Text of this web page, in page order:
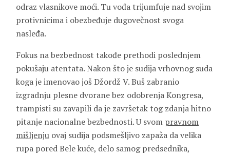
odraz vlasnikove moći. Tu vođa trijumfuje nad svojim
protivnicima i obezbeđuje dugovečnost svoga
nasleđa.
Fokus na bezbednost takođe prethodi poslednjem
pokušaju atentata. Nakon što je sudija vrhovnog suda
koga je imenovao još Džordž V. Buš zabranio
izgradnju plesne dvorane bez odobrenja Kongresa,
trampisti su zavapili da je završetak tog zdanja hitno
pitanje nacionalne bezbednosti. U svom pravnom
mišljenju ovaj sudija podsmešljivo zapaža da velika
rupa pored Bele kuće, delo samog predsednika,